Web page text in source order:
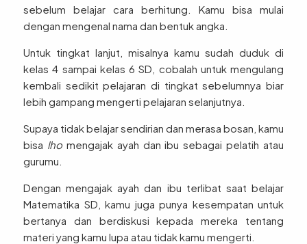
sebelum belajar cara berhitung. Kamu bisa mulai
dengan mengenal nama dan bentuk angka.
Untuk tingkat lanjut, misalnya kamu sudah duduk di
kelas 4 sampai kelas 6 SD, cobalah untuk mengulang
kembali sedikit pelajaran di tingkat sebelumnya biar
lebih gampang mengerti pelajaran selanjutnya.
Supaya tidak belajar sendirian dan merasa bosan, kamu
bisa lhomengajak ayah dan ibu sebagai pelatih atau
gurumu.
Dengan mengajak ayah dan ibu terlibat saat belajar
Matematika SD, kamu juga punya kesempatan untuk
bertanya dan berdiskusi kepada mereka tentang
materi yang kamu lupa atau tidak kamu mengerti.